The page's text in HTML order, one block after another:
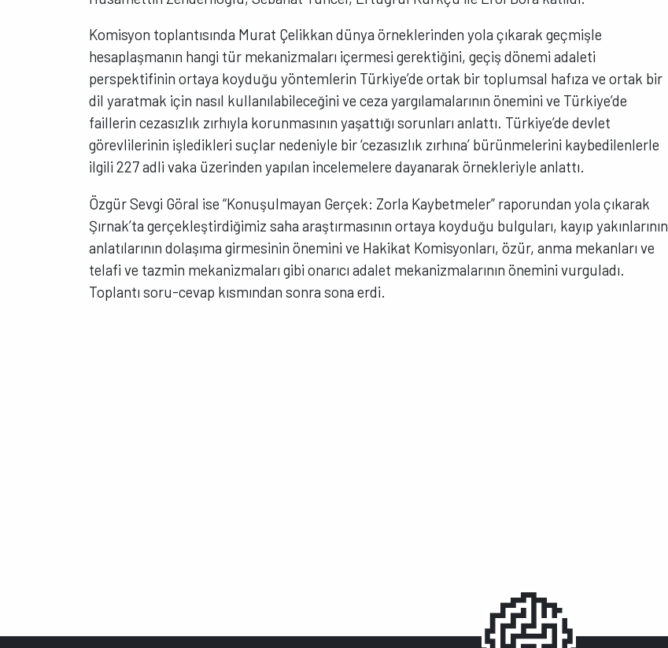
Komisyon toplantısında Murat Çelikkan dünya örneklerinden yola çıkarak geçmişle
hesaplaşmanın hangi tür mekanizmaları içermesi gerektiğini, geçiş dönemi adaleti
perspektifinin ortaya koyduğu yöntemlerin Türkiye’de ortak bir toplumsal hafıza ve ortak bir
dil yaratmak için nasıl kullanılabileceğini ve ceza yargılamalarının önemini ve Türkiye’de
faillerin cezasızlık zırhıyla korunmasının yaşattığı sorunları anlattı. Türkiye’de devlet
görevlilerinin işledikleri suçlar nedeniyle bir ‘cezasızlık zırhına’ bürünmelerini kaybedilenlerle
ilgili 227 adli vaka üzerinden yapılan incelemelere dayanarak örnekleriyle anlattı.
Özgür Sevgi Göral ise “Konuşulmayan Gerçek: Zorla Kaybetmeler” raporundan yola çıkarak
Şırnak’ta gerçekleştirdiğimiz saha araştırmasının ortaya koyduğu bulguları, kayıp yakınlarının
anlatılarının dolaşıma girmesinin önemini ve Hakikat Komisyonları, özür, anma mekanları ve
telafi ve tazmin mekanizmaları gibi onarıcı adalet mekanizmalarının önemini vurguladı.
Toplantı soru-cevap kısmından sonra sona erdi.